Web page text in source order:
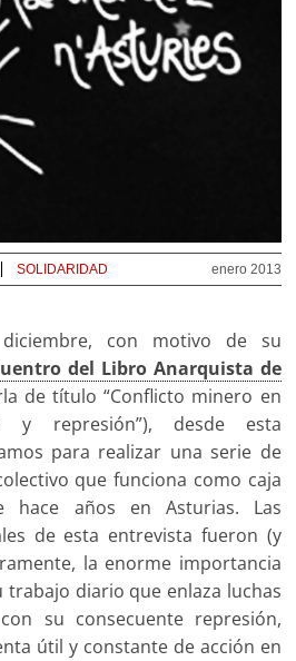
enero 2013
SOLIDARIDAD
con motivo de su
del Libro Anarquista de
de título “Conflicto minero en
y represión”), desde esta
para realizar una serie de
que funciona como caja
hace años en Asturias. Las
de esta entrevista fueron (y
la enorme importancia
trabajo diario que enlaza luchas
su consecuente represión,
útil y constante de acción en